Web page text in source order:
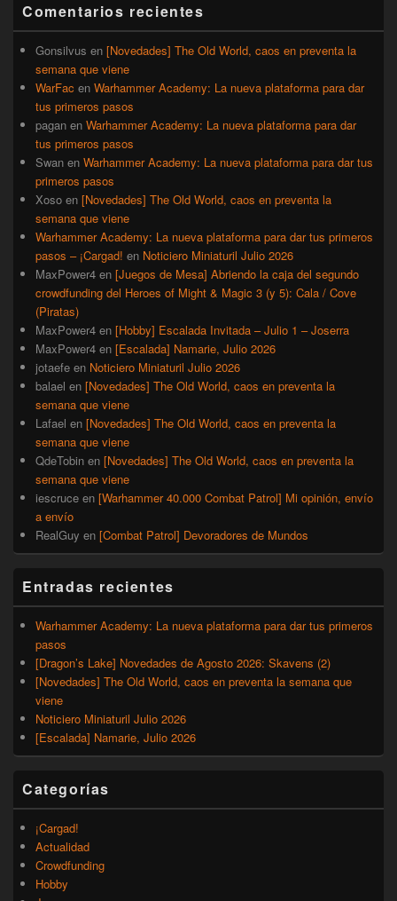
lateral
primaria
Comentarios recientes
Gonsilvus en [Novedades] The Old World, caos en preventa la
semana que viene
WarFac en Warhammer Academy: La nueva plataforma para dar
tus primeros pasos
pagan en Warhammer Academy: La nueva plataforma para dar
tus primeros pasos
Swan en Warhammer Academy: La nueva plataforma para dar tus
primeros pasos
Xoso en [Novedades] The Old World, caos en preventa la
semana que viene
Warhammer Academy: La nueva plataforma para dar tus primeros
pasos – ¡Cargad! en Noticiero Miniaturil Julio 2026
MaxPower4 en [Juegos de Mesa] Abriendo la caja del segundo
crowdfunding del Heroes of Might & Magic 3 (y 5): Cala / Cove
(Piratas)
MaxPower4 en [Hobby] Escalada Invitada – Julio 1 – Joserra
MaxPower4 en [Escalada] Namarie, Julio 2026
jotaefe en Noticiero Miniaturil Julio 2026
balael en [Novedades] The Old World, caos en preventa la
semana que viene
Lafael en [Novedades] The Old World, caos en preventa la
semana que viene
QdeTobin en [Novedades] The Old World, caos en preventa la
semana que viene
iescruce en [Warhammer 40.000 Combat Patrol] Mi opinión, envío
a envío
RealGuy en [Combat Patrol] Devoradores de Mundos
Entradas recientes
Warhammer Academy: La nueva plataforma para dar tus primeros
pasos
[Dragon’s Lake] Novedades de Agosto 2026: Skavens (2)
[Novedades] The Old World, caos en preventa la semana que
viene
Noticiero Miniaturil Julio 2026
[Escalada] Namarie, Julio 2026
Categorías
¡Cargad!
Actualidad
Crowdfunding
Hobby